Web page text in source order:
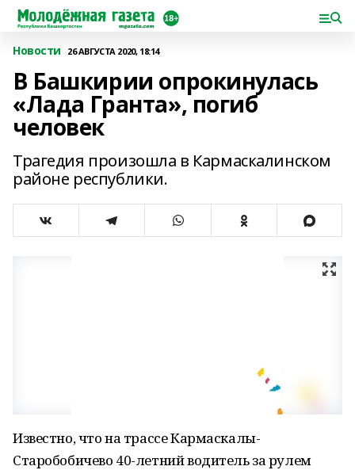
Новости 26 АВГУСТА 2020, 18:14
В Башкирии опрокинулась
«Лада Гранта», погиб
человек
Трагедия произошла в Кармаскалинском
районе республики.
Известно, что на трассе Кармаскалы-
Старобобичево 40-летний водитель за рулем